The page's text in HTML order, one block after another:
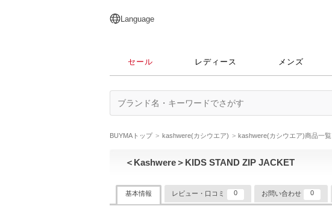
日本語
English
简体中文
繁體中文
Language
セール レディース メンズ
BUYMAトップ kashwere(カシウエア) kashwere(カシウエア)商品一覧
＜Kashwere＞KIDS STAND ZIP JACKET
基本情報 レビュー・口コミ 0 お問い合わせ 0